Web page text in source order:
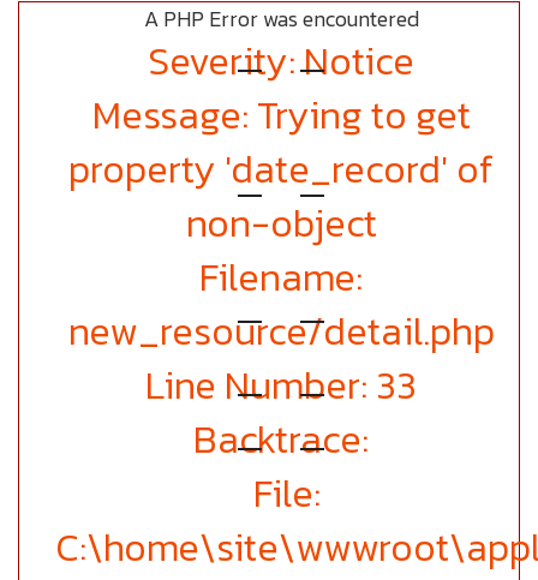
A PHP Error was encountered
Severity: Notice
Message: Trying to get
property 'date_record' of
non-object
Filename:
new_resource/detail.php
Line Number: 33
Backtrace:
File: